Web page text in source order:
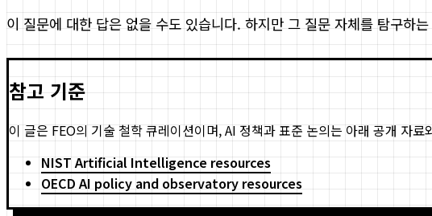
이 질문에 대한 답은 없을 수도 있습니다. 하지만 그 질문 자체를 탐구하
참고 기준
이 글은 FEO의 기술 철학 큐레이션이며, AI 정책과 표준 논의는 아래 공개 자료
NIST Artificial Intelligence resources
OECD AI policy and observatory resources